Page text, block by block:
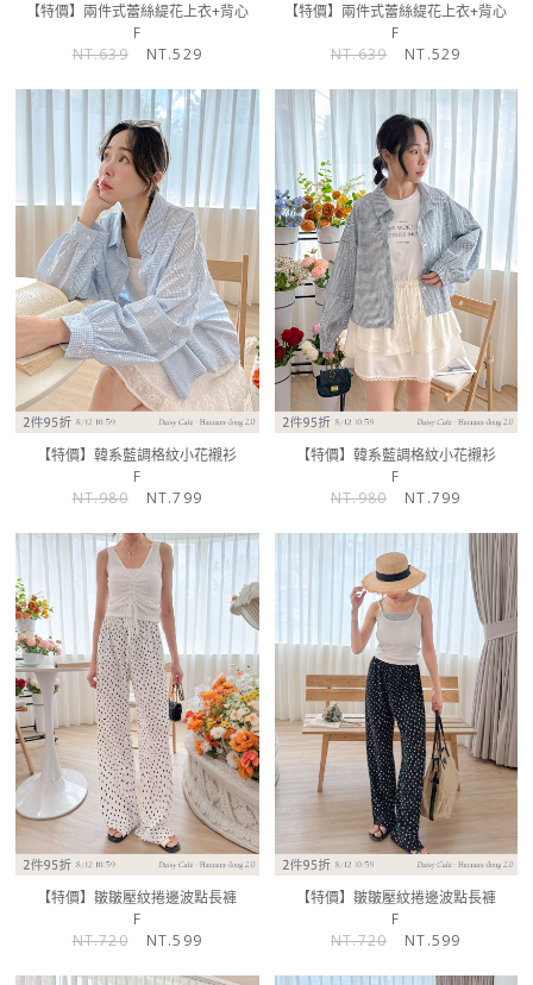
【特價】兩件式蕾絲緹花上衣+背心
F
NT.639
NT.529
【特價】兩件式蕾絲緹花上衣+背心
F
NT.639
NT.529
【特價】韓系藍調格紋小花襯衫
F
NT.980
NT.799
【特價】韓系藍調格紋小花襯衫
F
NT.980
NT.799
【特價】皺皺壓紋捲邊波點長褲
F
NT.720
NT.599
【特價】皺皺壓紋捲邊波點長褲
F
NT.720
NT.599